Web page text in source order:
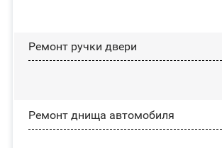
Ремонт ручки двери
Ремонт днища автомобиля